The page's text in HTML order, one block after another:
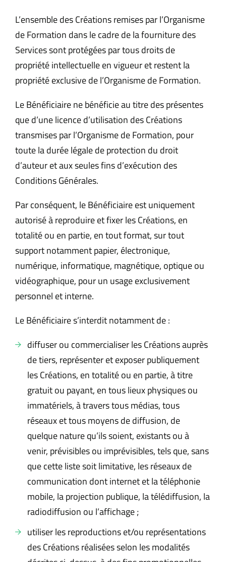
L’ensemble des Créations remises par l’Organisme
de Formation dans le cadre de la fourniture des
Services sont protégées par tous droits de
propriété intellectuelle en vigueur et restent la
propriété exclusive de l’Organisme de Formation.
Le Bénéficiaire ne bénéficie au titre des présentes
que d’une licence d’utilisation des Créations
transmises par l’Organisme de Formation, pour
toute la durée légale de protection du droit
d’auteur et aux seules fins d’exécution des
Conditions Générales.
Par conséquent, le Bénéficiaire est uniquement
autorisé à reproduire et fixer les Créations, en
totalité ou en partie, en tout format, sur tout
support notamment papier, électronique,
numérique, informatique, magnétique, optique ou
vidéographique, pour un usage exclusivement
personnel et interne.
Le Bénéficiaire s’interdit notamment de :
diffuser ou commercialiser les Créations auprès
de tiers, représenter et exposer publiquement
les Créations, en totalité ou en partie, à titre
gratuit ou payant, en tous lieux physiques ou
immatériels, à travers tous médias, tous
réseaux et tous moyens de diffusion, de
quelque nature qu’ils soient, existants ou à
venir, prévisibles ou imprévisibles, tels que, sans
que cette liste soit limitative, les réseaux de
communication dont internet et la téléphonie
mobile, la projection publique, la télédiffusion, la
radiodiffusion ou l’affichage ;
utiliser les reproductions et/ou représentations
des Créations réalisées selon les modalités